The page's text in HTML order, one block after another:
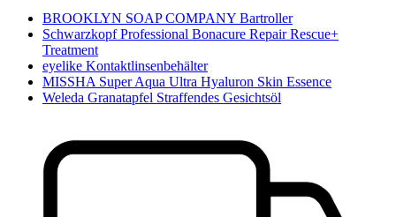
BROOKLYN SOAP COMPANY Bartroller
Schwarzkopf Professional Bonacure Repair Rescue+
Treatment
eyelike Kontaktlinsenbehälter
MISSHA Super Aqua Ultra Hyaluron Skin Essence
Weleda Granatapfel Straffendes Gesichtsöl